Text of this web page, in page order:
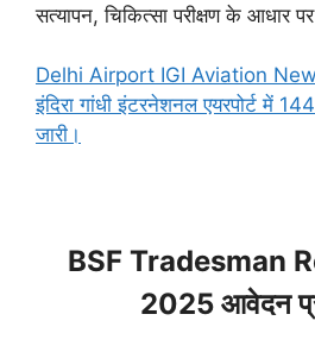
सत्यापन, चिकित्सा परीक्षण के आधार पर
Delhi Airport IGI Aviation
इंदिरा गांधी इंटरनेशनल एयरपोर्ट में
जारी।
BSF Tradesman
2025 आवेदन